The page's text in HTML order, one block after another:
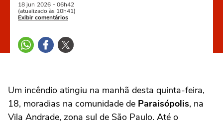
18 jun 2026 - 06h42
(atualizado às 10h41)
Exibir comentários
Um incêndio atingiu na manhã desta quinta-feira,
18, moradias na comunidade de Paraisópolis, na
Vila Andrade, zona sul de São Paulo. Até o